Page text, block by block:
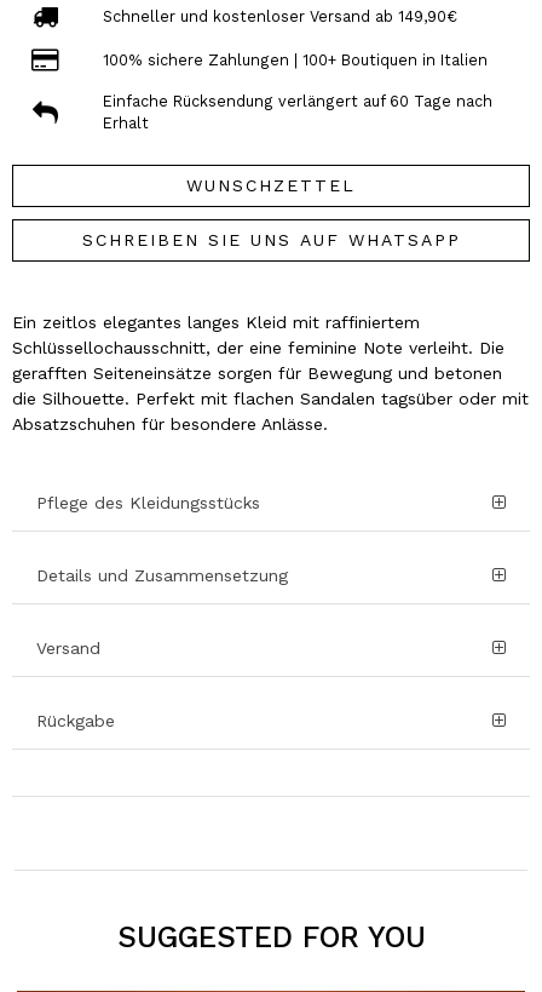
Schneller und kostenloser Versand ab 149,90€
100% sichere Zahlungen | 100+ Boutiquen in Italien
Einfache Rücksendung verlängert auf 60 Tage nach
Erhalt
WUNSCHZETTEL
SCHREIBEN SIE UNS AUF WHATSAPP
Ein zeitlos elegantes langes Kleid mit raffiniertem
Schlüssellochausschnitt, der eine feminine Note verleiht. Die
gerafften Seiteneinsätze sorgen für Bewegung und betonen
die Silhouette. Perfekt mit flachen Sandalen tagsüber oder mit
Absatzschuhen für besondere Anlässe.
Pflege des Kleidungsstücks
Details und Zusammensetzung
Versand
Rückgabe
SUGGESTED FOR YOU